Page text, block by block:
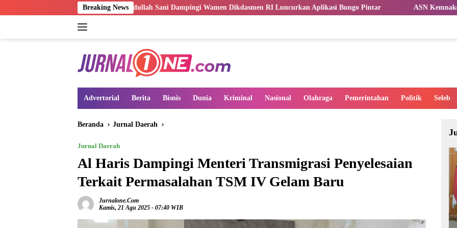
ke
Breaking News
Wagub Abdullah Sani Dampingi Wamen Dikdasmen RI Luncurkan Aplikasi Bungo Pintar ASN Kemnaker Harus Hadirkan
Advertorial Berita Bisnis Dunia Kriminal Nasional Olahraga Pemerintahan Politik Seleb
Beranda Jurnal Daerah
Jurnal Daerah
Al Haris Dampingi Menteri Transmigrasi Penyelesaian
Terkait Permasalahan TSM IV Gelam Baru
Jurnalone.com
Kamis, 21 Agu 2025 - 07:40 WIB